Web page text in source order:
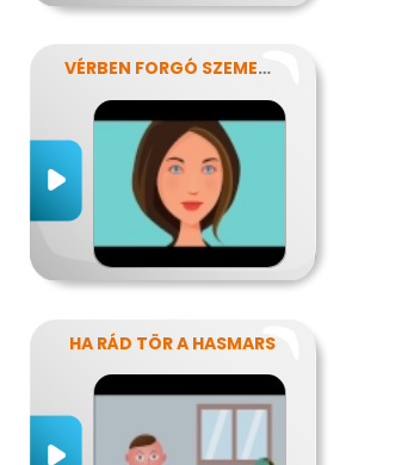
VÉRBEN FORGÓ SZEMEKKEL
HA RÁD TÖR A HASMARS